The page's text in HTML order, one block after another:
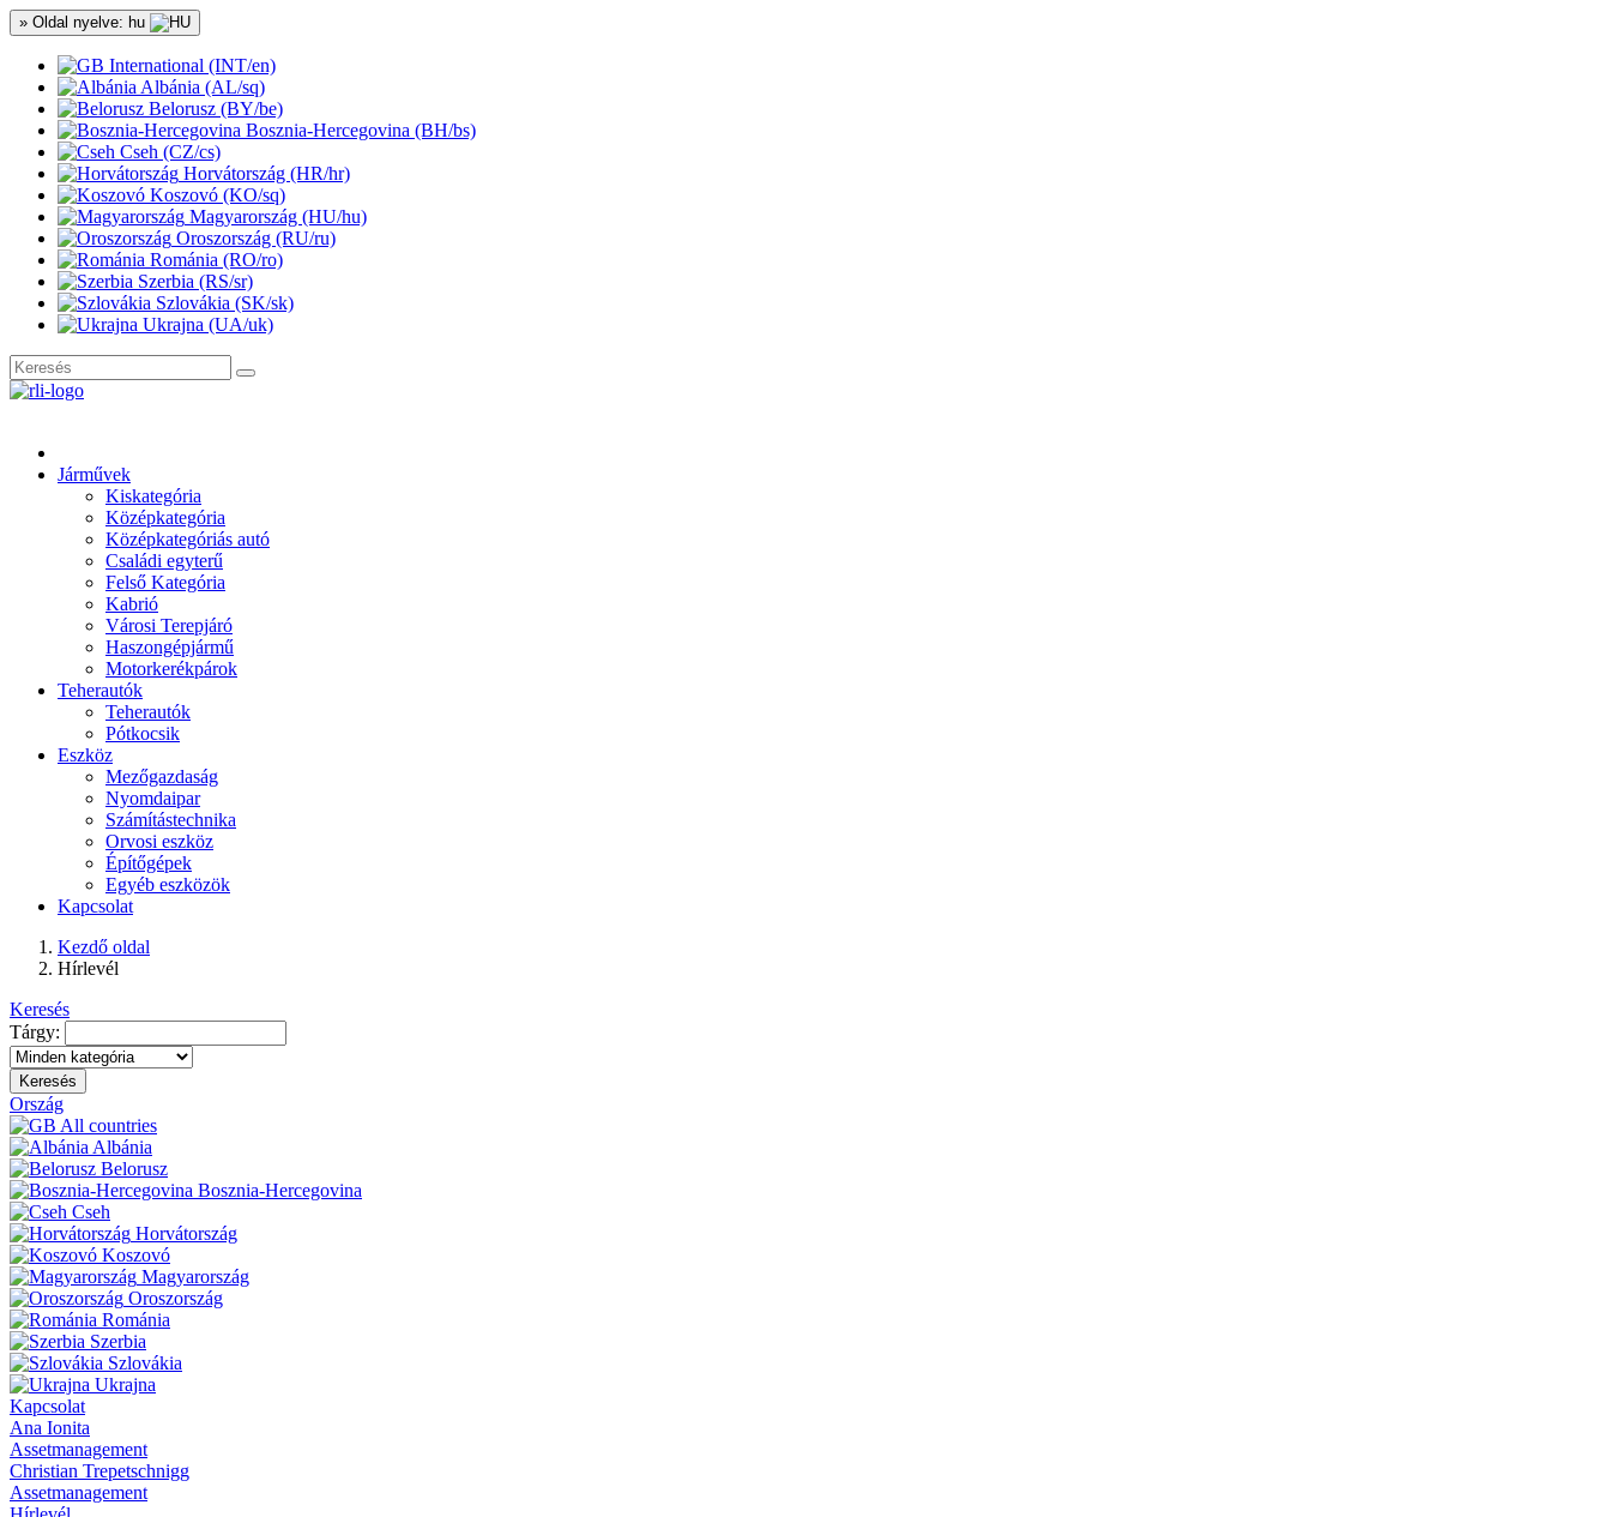
» Oldal nyelve: hu
International (INT/en)
Albánia (AL/sq)
Belorusz (BY/be)
Bosznia-Hercegovina (BH/bs)
Cseh (CZ/cs)
Horvátország (HR/hr)
Koszovó (KO/sq)
Magyarország (HU/hu)
Oroszország (RU/ru)
Románia (RO/ro)
Szerbia (RS/sr)
Szlovákia (SK/sk)
Ukrajna (UA/uk)
Járművek
Kiskategória
Középkategória
Középkategóriás autó
Családi egyterű
Felső Kategória
Kabrió
Városi Terepjáró
Haszongépjármű
Motorkerékpárok
Teherautók
Teherautók
Pótkocsik
Eszköz
Mezőgazdaság
Nyomdaipar
Számítástechnika
Orvosi eszköz
Építőgépek
Egyéb eszközök
Kapcsolat
Kezdő oldal
Hírlevél
Keresés
Tárgy:
Keresés
Ország
All countries
Albánia
Belorusz
Bosznia-Hercegovina
Cseh
Horvátország
Koszovó
Magyarország
Oroszország
Románia
Szerbia
Szlovákia
Ukrajna
Kapcsolat
Ana Ionita
Assetmanagement
Christian Trepetschnigg
Assetmanagement